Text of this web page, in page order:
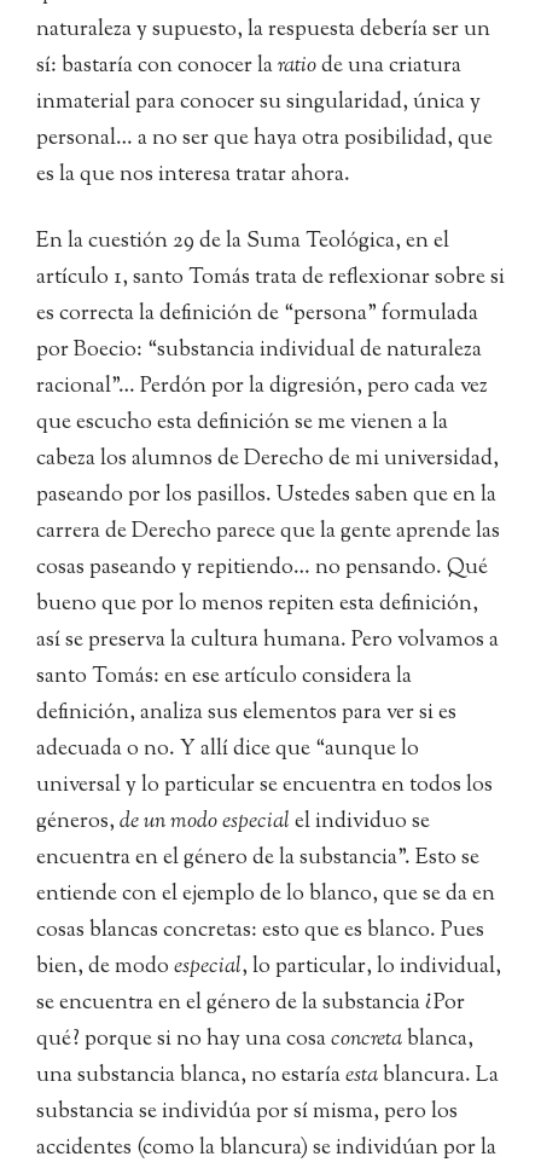
naturaleza y supuesto, la respuesta debería ser un
sí: bastaría con conocer laratiode una criatura
inmaterial para conocer su singularidad, única y
personal… a no ser que haya otra posibilidad, que
es la que nos interesa tratar ahora.
En la cuestión 29 de la Suma Teológica, en el
artículo 1, santo Tomás trata de reflexionar sobre si
es correcta la definición de “persona” formulada
por Boecio: “substancia individual de naturaleza
racional”… Perdón por la digresión, pero cada vez
que escucho esta definición se me vienen a la
cabeza los alumnos de Derecho de mi universidad,
paseando por los pasillos. Ustedes saben que en la
carrera de Derecho parece que la gente aprende las
cosas paseando y repitiendo… no pensando. Qué
bueno que por lo menos repiten esta definición,
así se preserva la cultura humana. Pero volvamos a
santo Tomás: en ese artículo considera la
definición, analiza sus elementos para ver si es
adecuada o no. Y allí dice que “aunque lo
universal y lo particular se encuentra en todos los
géneros,de un modoespecialel individuo se
encuentra en el género de la substancia”. Esto se
entiende con el ejemplo de lo blanco, que se da en
cosas blancas concretas: esto que es blanco. Pues
bien, de modoespecial, lo particular, lo individual,
se encuentra en el género de la substancia ¿Por
qué? porque si no hay una cosaconcretablanca,
una substancia blanca, no estaríaestablancura. La
substancia se individúa por sí misma, pero los
accidentes (como la blancura) se individúan por la